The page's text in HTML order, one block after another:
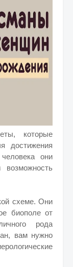
которые
достижения
они
схеме. Они
биополе от
рода
вам нужно